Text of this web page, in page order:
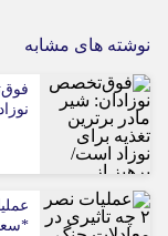
نوشته های مشابه